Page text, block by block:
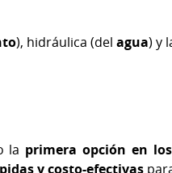
), hidráulica (del agua) y
la primera opción en
y costo-efectivas